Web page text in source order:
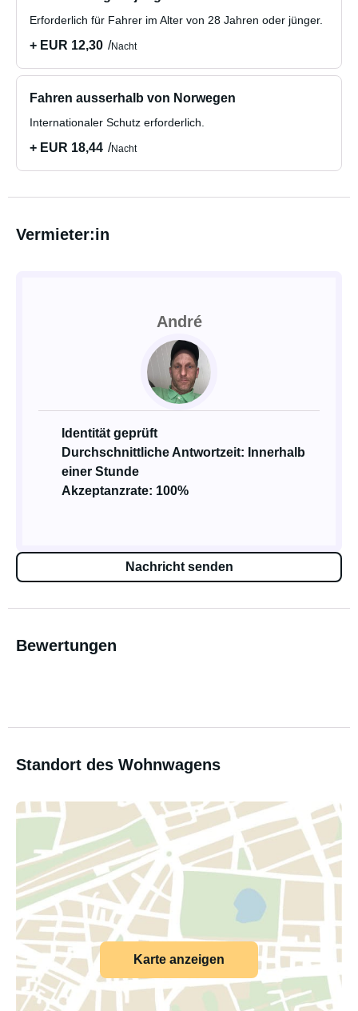
Erforderlich für Fahrer im Alter von 28 Jahren oder jünger.
+ EUR 12,30 Nacht
Fahren ausserhalb von Norwegen
Internationaler Schutz erforderlich.
+ EUR 18,44 Nacht
Vermieter:in
André
Identität geprüft
Durchschnittliche Antwortzeit: Innerhalb
einer Stunde
Akzeptanzrate: 100%
Nachricht senden
Bewertungen
Standort des Wohnwagens
Karte anzeigen